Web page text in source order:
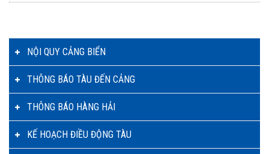
NỘI QUY CẢNG BIỂN
THÔNG BÁO TÀU ĐẾN CẢNG
THÔNG BÁO HÀNG HẢI
KẾ HOẠCH ĐIỀU ĐỘNG TÀU